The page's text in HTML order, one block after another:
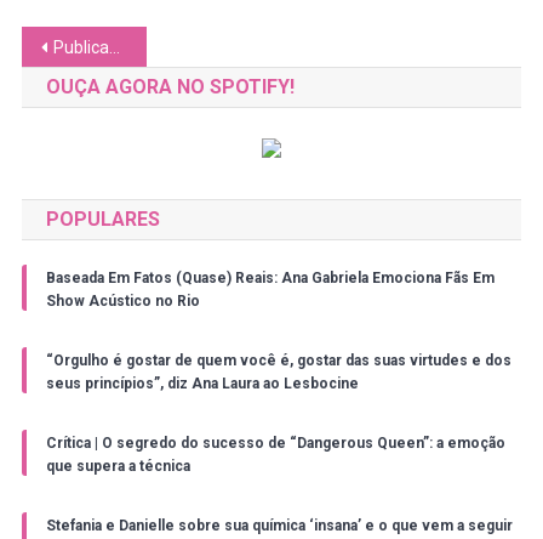
Navegação
por
Publicações mais antigas
OUÇA AGORA NO SPOTIFY!
POPULARES
Baseada Em Fatos (Quase) Reais: Ana Gabriela Emociona Fãs Em
Show Acústico no Rio
“Orgulho é gostar de quem você é, gostar das suas virtudes e dos
seus princípios”, diz Ana Laura ao Lesbocine
Crítica | O segredo do sucesso de “Dangerous Queen”: a emoção
que supera a técnica
Stefania e Danielle sobre sua química ‘insana’ e o que vem a seguir